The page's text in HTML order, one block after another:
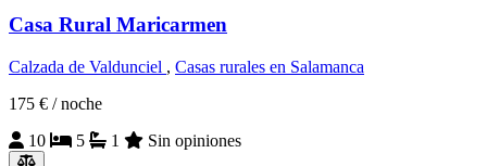
Casa Rural Maricarmen
Calzada de Valdunciel , Casas rurales en Salamanca
175 € / noche
10
5 1 Sin opiniones